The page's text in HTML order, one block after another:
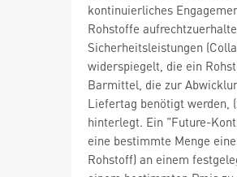
kontinuierliches
Rohstoffe
Sicherheitsleistungen
widerspiegelt, die ein
Barmittel, die zur
Liefertag benötigt werden,
hinterlegt. Ein "Future-
eine bestimmte Menge
Rohstoff) an einem